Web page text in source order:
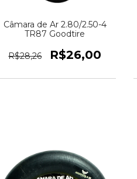
Câmara de Ar 2.80/2.50-4
TR87 Goodtire
R$28,26 R$26,00